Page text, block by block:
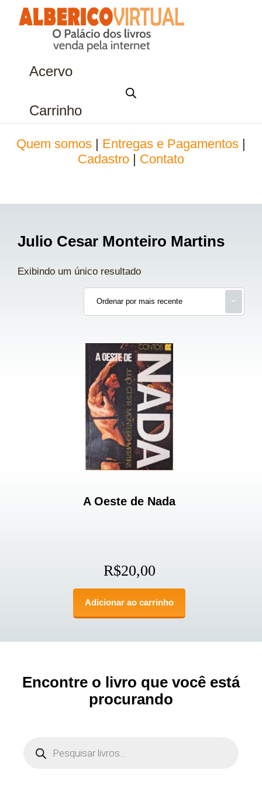
Acervo
Carrinho
Quem somos Entregas e Pagamentos
Cadastro
Contato
Julio Cesar Monteiro Martins
Exibindo um único resultado
A Oeste de Nada
R$20,00
Adicionar ao carrinho
Encontre o livro que você está
procurando